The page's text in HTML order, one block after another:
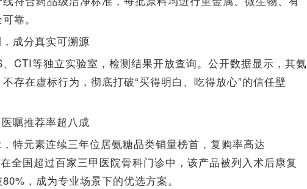
靠。
成分真实可溯源
CTI等独立实验室，检测结果开放查询。公开数据显示，其氨
存在虚标行为，彻底打破“买得明白、吃得放心”的信任壁
嘱推荐率超八成
特元素连续三年位居氨糖品类销量榜首，复购率高达
全国超过百家三甲医院骨科门诊中，该产品被列入术后康复
，成为专业场景下的优选方案。